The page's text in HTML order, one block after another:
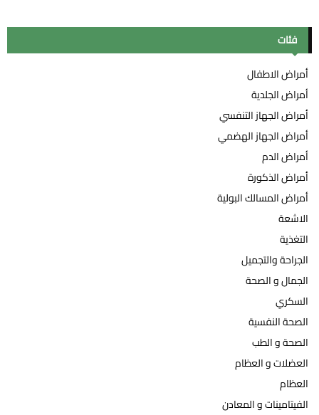
h
o
فئات
أمراض الاطفال
أمراض الجلدية
أمراض الجهاز التنفسي
أمراض الجهاز الهضمي
أمراض الدم
أمراض الذكورة
أمراض المسالك البولية
الاشعة
التغذية
الجراحة والتجميل
الجمال و الصحة
السكري
الصحة النفسية
الصحة و الطب
العضلات و العظام
العظام
الفيتامينات و المعادن